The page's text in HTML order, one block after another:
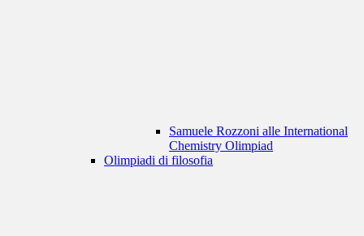
Samuele Rozzoni alle International
Chemistry Olimpiad
Olimpiadi di filosofia